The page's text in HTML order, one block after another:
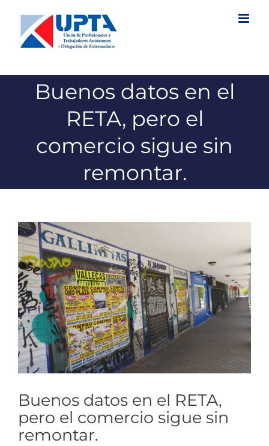
contenido
Buenos datos en el
RETA, pero el
comercio sigue sin
remontar.
Ver
imagen
más
grande
Buenos datos en el RETA,
pero el comercio sigue sin
remontar.